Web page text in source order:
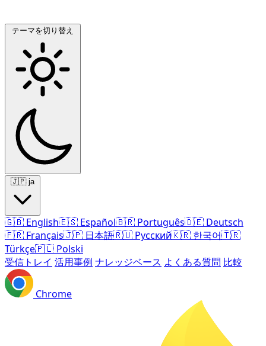
テーマを切り替え
🇯🇵 ja
🇬🇧 English🇪🇸 Español🇧🇷 Português🇩🇪 Deutsch
🇫🇷 Français🇯🇵 日本語🇷🇺 Русский🇰🇷 한국어🇹🇷
Türkçe🇵🇱 Polski
受信トレイ 活用事例 ナレッジベース よくある質問 比較
Chrome